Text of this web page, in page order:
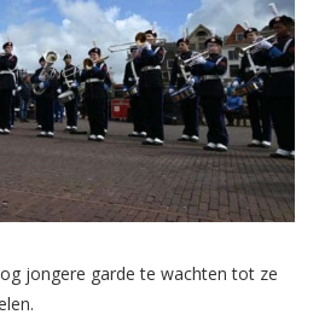
jongere garde te wachten tot ze